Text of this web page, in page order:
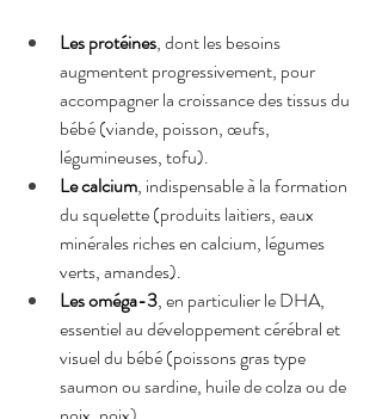
Les protéines, dont les besoins
augmentent progressivement, pour
accompagner la croissance des tissus du
bébé (viande, poisson, œufs,
légumineuses, tofu).
Le calcium, indispensable à la formation
du squelette (produits laitiers, eaux
minérales riches en calcium, légumes
verts, amandes).
Les oméga-3, en particulier le DHA,
essentiel au développement cérébral et
visuel du bébé (poissons gras type
saumon ou sardine, huile de colza ou de